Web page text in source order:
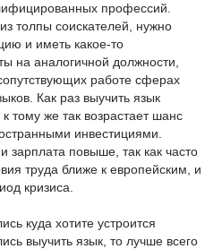
профессий.
толпы соискателей, нужно
и иметь какое-то
на аналогичной должности,
работе сферах
Как раз выучить язык
тому же так возрастает шанс
инвестициями.
зарплата повыше, так как часто
труда ближе к европейским, и
кризиса.
куда хотите устроится
выучить язык, то лучше всего